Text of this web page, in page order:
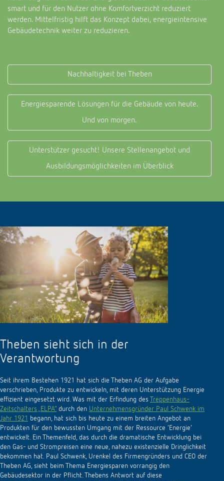
Anfahrt
smart und für den Nutzer ohne Komfortverzicht reduziert
werden. Mittelfristig hilft das Konzept dabei, energieintensive
Gebäudetechnik weiter zu reduzieren.
Nachhaltigkeit bei Theben
Energiesparende Lösungen für die Gebäude von heute.
Und von morgen.
Unterstützer gesucht! Unsere Stellenangebot und
Ausbildungsmöglichkeiten im Überblick
Theben sieht sich in der
Verantwortung
Seit ihrem Bestehen 1921 hat sich die Theben AG der Aufgabe
verschrieben, Produkte zu entwickeln, mit deren Unterstützung Energie
effizient eingesetzt wird. Was mit der Erfindung des
Treppenhaus-
Zeitschalters „ELPA“ durch den Unternehmensgründer Paul Schwenk im
Jahr 1921 begann, hat sich bis heute zu einem breiten Angebot an
Produkten für den bewussten Umgang mit der Ressource ‘Energie’
entwickelt. Ein Themenfeld, das durch die dramatische Entwicklung bei
den Gas- und Strompreisen eine neue, nahezu existenzielle Dringlichkeit
bekommen hat. Paul Schwenk, Urenkel des Firmengründers und CEO der
Theben AG, sieht beim Thema Energiesparen vorrangig den
Gebäudesektor in der Pflicht. Thebens Antwort auf diese